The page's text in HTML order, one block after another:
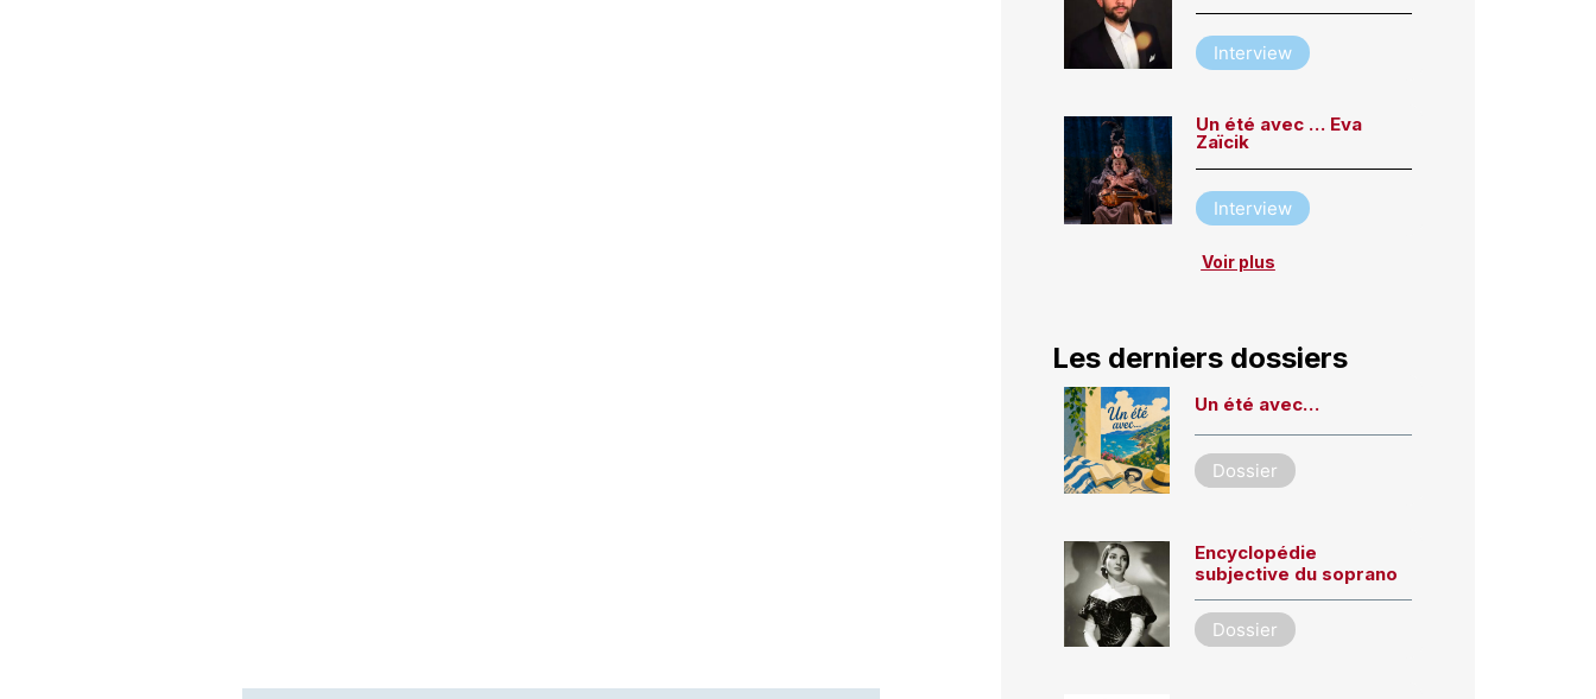
Interview
Un été avec … Eva
Zaïcik
Interview
Voir plus
Les derniers dossiers
Un été avec…
Dossier
Encyclopédie
subjective du soprano
Dossier